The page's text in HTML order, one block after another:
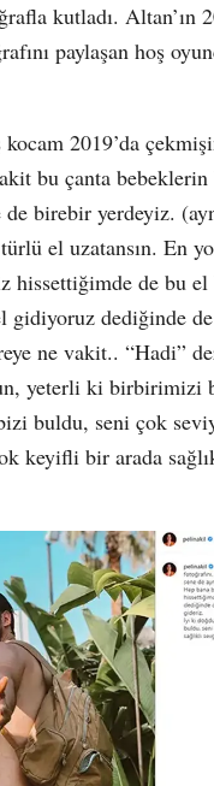
kutladı. Altan’ın
paylaşan hoş
kocam 2019’da
bu çanta bebeklerin
birebir yerdeyiz.
el uzatansın. En
hissettiğimde de bu
gidiyoruz dediğinde
ne vakit.. “Hadi”
yeterli ki birbirimizi
buldu, seni çok
keyifli bir arada